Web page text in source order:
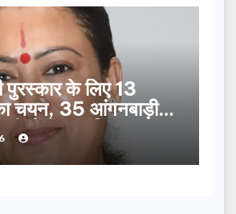
पुरस्कार के लिए 13
चयन, 35 आंगनबाड़ी
भी होंगी सम्मानित…